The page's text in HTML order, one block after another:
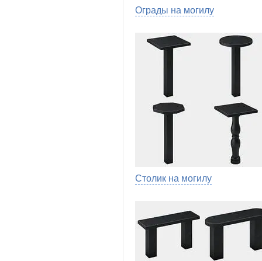
Ограды на могилу
Столик на могилу